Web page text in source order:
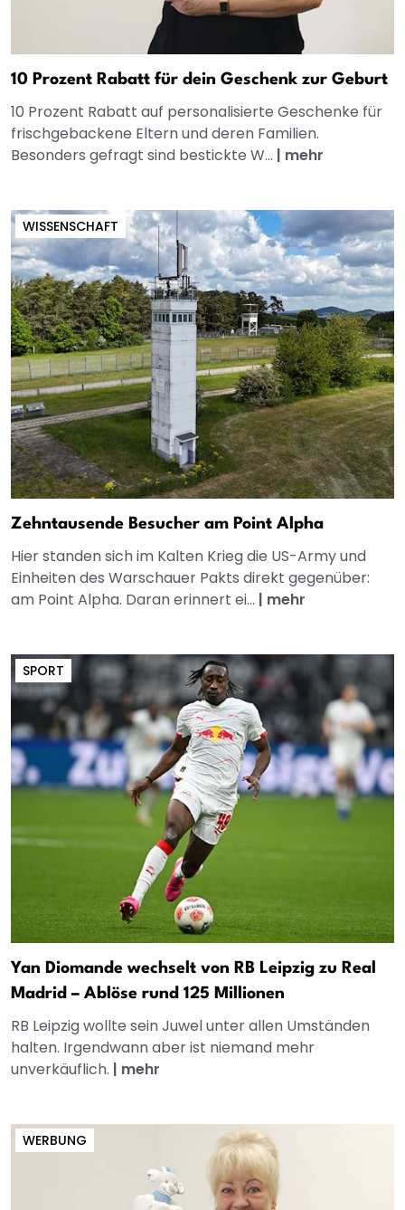
10 Prozent Rabatt für dein Geschenk zur Geburt
10 Prozent Rabatt auf personalisierte Geschenke für
frischgebackene Eltern und deren Familien.
Besonders gefragt sind bestickte W... | mehr
WISSENSCHAFT
Zehntausende Besucher am Point Alpha
Hier standen sich im Kalten Krieg die US-Army und
Einheiten des Warschauer Pakts direkt gegenüber:
am Point Alpha. Daran erinnert ei... | mehr
SPORT
Yan Diomande wechselt von RB Leipzig zu Real
Madrid – Ablöse rund 125 Millionen
RB Leipzig wollte sein Juwel unter allen Umständen
halten. Irgendwann aber ist niemand mehr
unverkäuflich. | mehr
WERBUNG